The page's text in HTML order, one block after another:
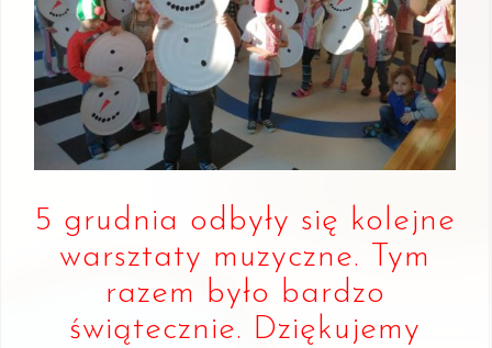
5 grudnia odbyły się kolejne
warsztaty muzyczne. Tym
razem było bardzo
świątecznie. Dziękujemy